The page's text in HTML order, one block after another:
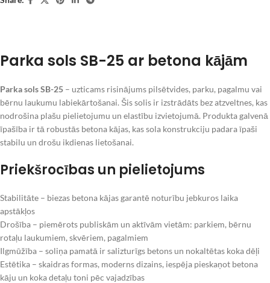
Parka sols SB-25 ar betona kājām
Parka sols SB-25 – uzticams risinājums pilsētvides, parku, pagalmu vai
bērnu laukumu labiekārtošanai. Šis solis ir izstrādāts bez atzveltnes, kas
nodrošina plašu pielietojumu un elastību izvietojumā. Produkta galvenā
īpašība ir tā robustās betona kājas, kas sola konstrukciju padara īpaši
stabilu un drošu ikdienas lietošanai.
Priekšrocības un pielietojums
Stabilitāte – biezas betona kājas garantē noturību jebkuros laika
apstākļos
Drošība – piemērots publiskām un aktīvām vietām: parkiem, bērnu
rotaļu laukumiem, skvēriem, pagalmiem
Ilgmūžība – soliņa pamatā ir salizturīgs betons un nokaltētas koka dēļi
Estētika – skaidras formas, moderns dizains, iespēja pieskaņot betona
kāju un koka detaļu toni pēc vajadzības